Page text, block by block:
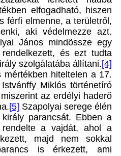
elfogadható, hiszen
férfi elmenne, a területről,
aki védelmezze azt.
János mindössze egy
és ezt tudta
szolgálatába állítani.[4]
mértékben hiteltelen a 17.
Miklós történetíró
az erdélyi haderő
[5] Szapolyai serege élén
parancsát. Ebben a
rendelte a vajdát, ahol a
majd nem sokkal
is érkezett, ami